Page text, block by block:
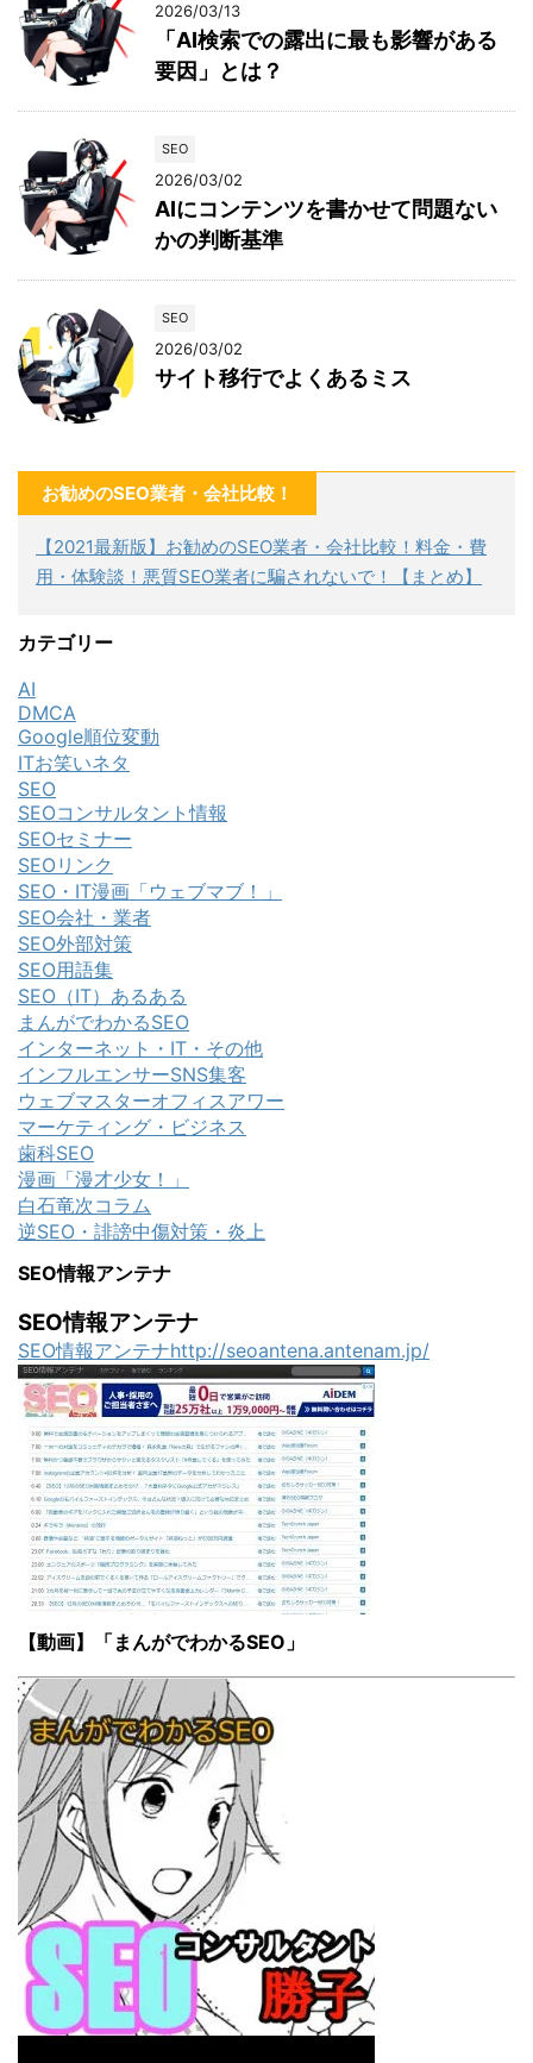
2026/03/13
「AI検索での露出に最も影響がある
要因」とは？
SEO
2026/03/02
AIにコンテンツを書かせて問題ない
かの判断基準
SEO
2026/03/02
サイト移行でよくあるミス
お勧めのSEO業者・会社比較！
【2021最新版】お勧めのSEO業者・会社比較！料金・費
用・体験談！悪質SEO業者に騙されないで！【まとめ】
カテゴリー
AI
DMCA
Google順位変動
ITお笑いネタ
SEO
SEOコンサルタント情報
SEOセミナー
SEOリンク
SEO・IT漫画「ウェブマブ！」
SEO会社・業者
SEO外部対策
SEO用語集
SEO（IT）あるある
まんがでわかるSEO
インターネット・IT・その他
インフルエンサーSNS集客
ウェブマスターオフィスアワー
マーケティング・ビジネス
歯科SEO
漫画「漫才少女！」
白石竜次コラム
逆SEO・誹謗中傷対策・炎上
SEO情報アンテナ
SEO情報アンテナ
SEO情報アンテナhttp://seoantena.antenam.jp/
【動画】「まんがでわかるSEO」